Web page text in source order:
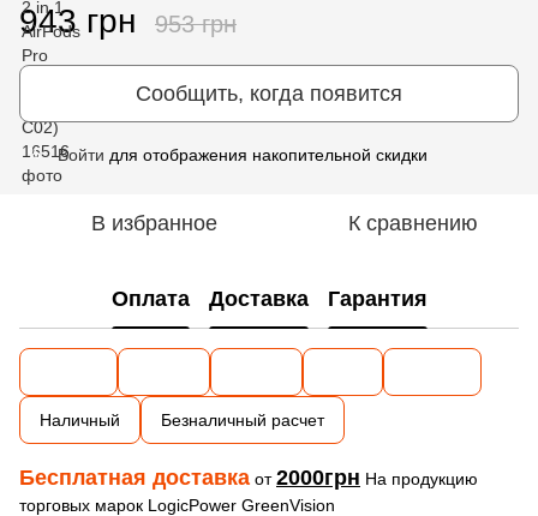
943 грн 953 грн
Сообщить, когда появится
% Войти для отображения накопительной скидки
В избранное К сравнению
Оплата Доставка Гарантия
Наличный Безналичный расчет
Бесплатная доставка от2000грн На продукцию
торговых марок LogicPower GreenVision